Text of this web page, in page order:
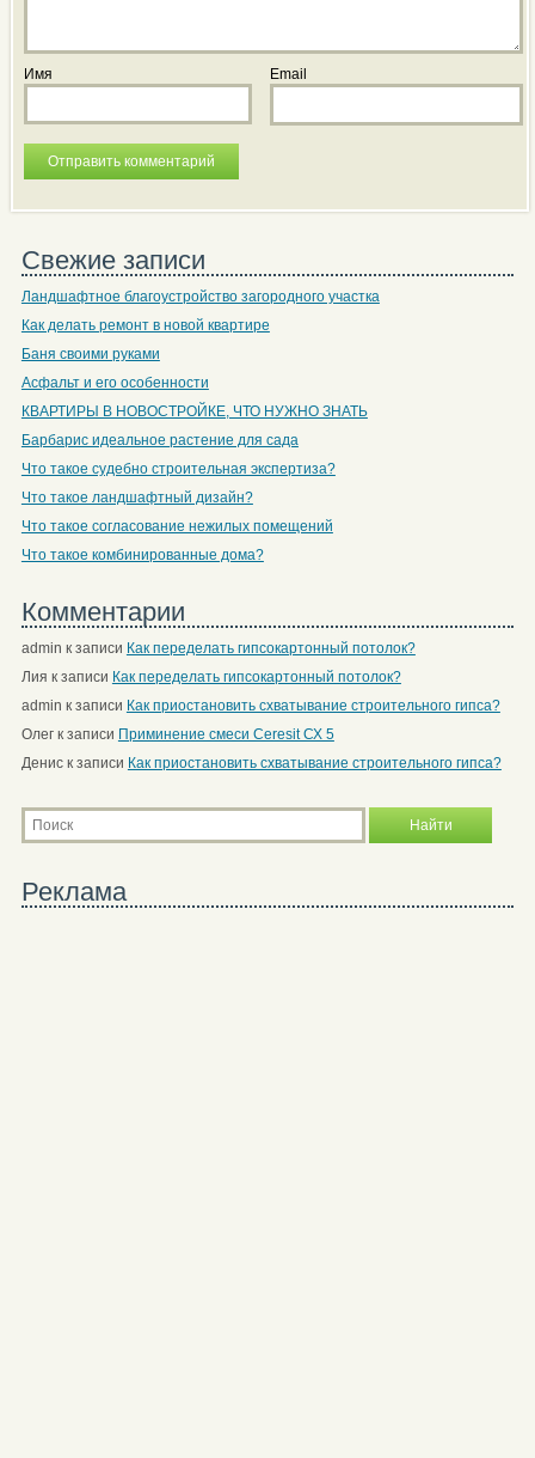
Имя Email
Свежие записи
Ландшафтное благоустройство загородного участка
Как делать ремонт в новой квартире
Баня своими руками
Асфальт и его особенности
КВАРТИРЫ В НОВОСТРОЙКЕ, ЧТО НУЖНО ЗНАТЬ
Барбарис идеальное растение для сада
Что такое судебно строительная экспертиза?
Что такое ландшафтный дизайн?
Что такое согласование нежилых помещений
Что такое комбинированные дома?
Комментарии
admin к записи Как переделать гипсокартонный потолок?
Лия к записи Как переделать гипсокартонный потолок?
admin к записи Как приостановить схватывание строительного гипса?
Олегк записи Приминение смеси Ceresit СХ 5
Дениск записи Как приостановить схватывание строительного гипса?
Реклама